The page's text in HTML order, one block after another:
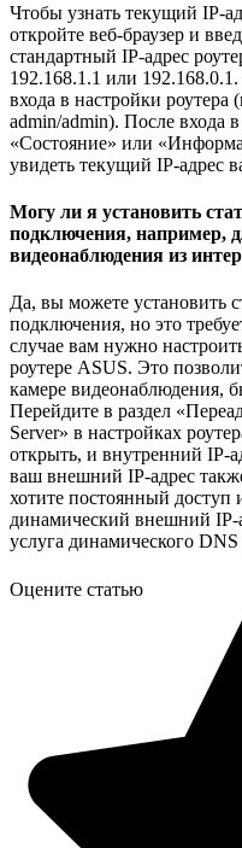
Чтобы узнать текущий IP-
откройте веб-браузер и
стандартный IP-адрес
192.168.1.1 или
входа в настройки
admin/admin). После входа
«Состояние» или
увидеть текущий IP-адрес
Могу ли я установить
подключения, например,
видеонаблюдения из
Да, вы можете установить
подключения, но это
случае вам нужно
роутере ASUS. Это
камере видеонаблюдения,
Перейдите в раздел
Server» в настройках
открыть, и внутренний IP-
ваш внешний IP-адрес
хотите постоянный доступ
динамический внешний IP-
услуга динамического
Оцените статью